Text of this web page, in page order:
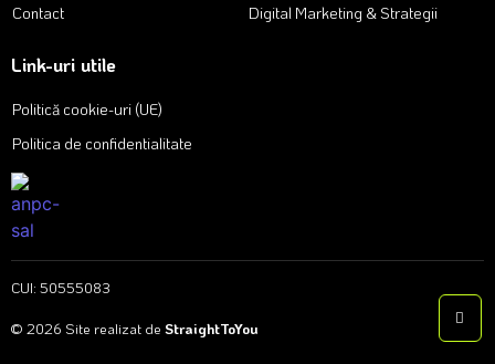
Contact
Digital Marketing & Strategii
Link-uri utile
Politică cookie-uri (UE)
Politica de confidentialitate
CUI: 50555083
© 2026 Site realizat de StraightToYou